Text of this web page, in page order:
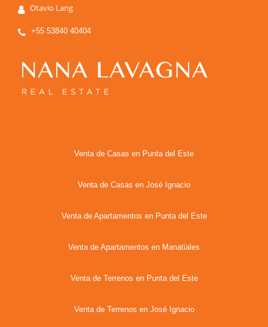
Otavio Lang
+55 53840 40404
Venta de Casas en Punta del Este
Venta de Casas en José Ignacio
Venta de Apartamentos en Punta del Este
Venta de Apartamentos en Manatiales
Venta de Terrenos en Punta del Este
Venta de Terrenos en José Ignacio